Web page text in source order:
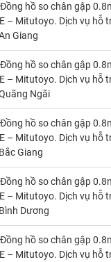
hồ so chân gập
– Mitutoyo. Dịch vụ hỗ
Giang
hồ so chân gập
– Mitutoyo. Dịch vụ hỗ
Ngãi
hồ so chân gập
– Mitutoyo. Dịch vụ hỗ
Giang
hồ so chân gập
– Mitutoyo. Dịch vụ hỗ
Dương
hồ so chân gập
– Mitutoyo. Dịch vụ hỗ